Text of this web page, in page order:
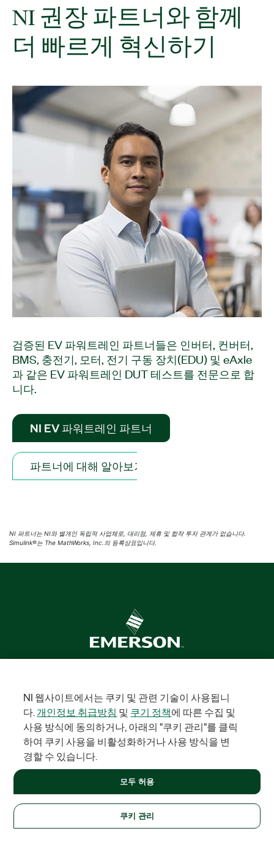
NI 권장 파트너와 함께
더 빠르게 혁신하기
검증된 EV 파워트레인 파트너들은 인버터, 컨버터,
BMS, 충전기, 모터, 전기 구동 장치(EDU) 및 eAxle
과 같은 EV 파워트레인 DUT 테스트를 전문으로 합
니다.
NI EV 파워트레인 파트너
파트너에 대해 알아보기
NI 파트너는 NI와 별개인 독립적 사업체로, 대리점, 제휴 및 합작 투자 관계가 없습니다.
Simulink®는 The MathWorks, Inc.의 등록상표입니다.
용 장비
생명 과학 반도체 교통
주문
NI 대리점 파트너 주문 상태 및 내역 견적 다시보기
약관
부품 번호로 주문 또는 견적 요청
NI는 이제 Emerson의 일원입니다 정보
Emerson 채용정보
행사
NI 웹사이트에서는 쿠키 및 관련 기술이 사용됩니
다.개인정보 취급방침 및 쿠기 정책에 따른 수집 및
사용 방식에 동의하거나, 아래의 "쿠키 관리"를 클릭
하여 쿠키 사용을 비활성화하거나 사용 방식을 변
경할 수 있습니다.
쿠키 관리
모두 허용